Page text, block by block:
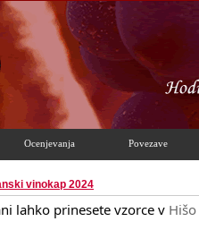
Ocenjevanja Povezave
vinokap 2024
lahko prinesete vzorce v